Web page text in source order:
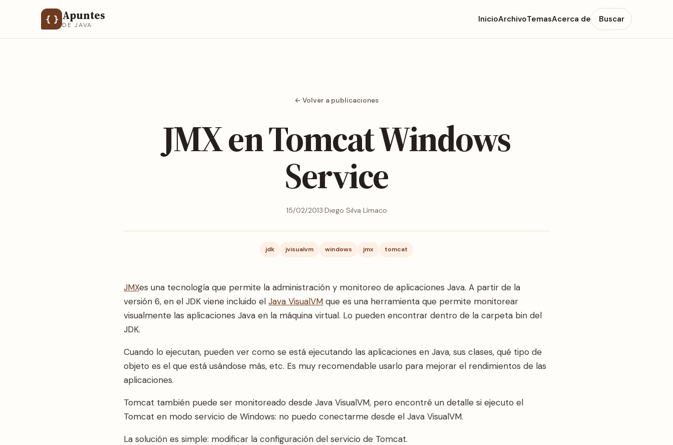
{ } Apuntes
DE JAVA
InicioArchivoTemasAcerca de Buscar
← Volver a publicaciones
JMX en Tomcat Windows
Service
15/02/2013·Diego Silva Límaco
jdk jvisualvm windows jmx tomcat
JMXes una tecnología que permite la administración y monitoreo de aplicaciones Java. A partir de la
versión 6, en el JDK viene incluido el Java VisualVM que es una herramienta que permite monitorear
visualmente las aplicaciones Java en la máquina virtual. Lo pueden encontrar dentro de la carpeta bin del
JDK.
Cuando lo ejecutan, pueden ver como se está ejecutando las aplicaciones en Java, sus clases, qué tipo de
objeto es el que está usándose más, etc. Es muy recomendable usarlo para mejorar el rendimientos de las
aplicaciones.
Tomcat también puede ser monitoreado desde Java VisualVM, pero encontré un detalle si ejecuto el
Tomcat en modo servicio de Windows: no puedo conectarme desde el Java VisualVM.
La solución es simple: modificar la configuración del servicio de Tomcat.